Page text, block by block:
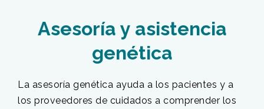
Asesoría y asistencia
genética
La asesoría genética ayuda a los pacientes y a
los proveedores de cuidados a comprender los